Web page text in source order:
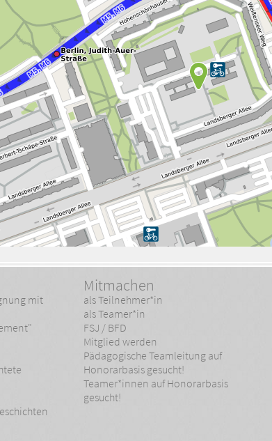
mit
Mitmachen
als Teilnehmer*in
als Teamer*in
FSJ / BFD
Mitglied werden
Pädagogische Teamleitung auf
Honorarbasis gesucht!
Teamer*innen auf Honorarbasis
gesucht!